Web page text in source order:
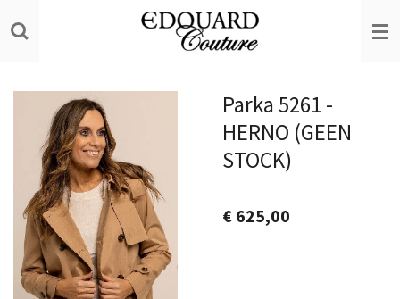
direct
hoofdinhoud
Parka 5261 -
HERNO (GEEN
STOCK)
€ 625,00